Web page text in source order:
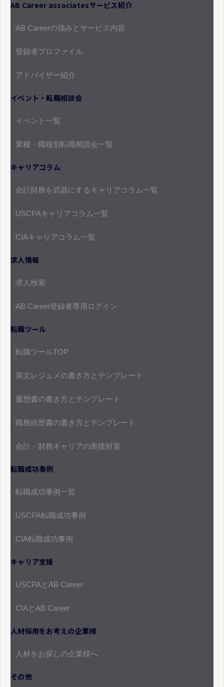
AB Career associatesサービス紹介
AB Careerの強みとサービス内容
登録者プロファイル
アドバイザー紹介
イベント・転職相談会
イベント一覧
業種・職種別転職相談会一覧
キャリアコラム
会計財務を武器にするキャリアコラム一覧
USCPAキャリアコラム一覧
CIAキャリアコラム一覧
求人情報
求人検索
AB Career登録者専用ログイン
転職ツール
転職ツールTOP
英文レジュメの書き方とテンプレート
履歴書の書き方とテンプレート
職務経歴書の書き方とテンプレート
会計・財務キャリアの面接対策
転職成功事例
転職成功事例一覧
USCPA転職成功事例
CIA転職成功事例
キャリア支援
USCPAとAB Career
CIAとAB Career
人材採用をお考えの企業様
人材をお探しの企業様へ
その他